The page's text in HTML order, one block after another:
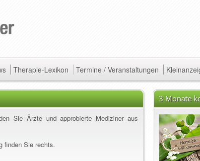
Therapie-Lexikon Termine / Veranstaltungen
Sie Ärzte und approbierte Mediziner aus
finden Sie rechts.
3 Monate